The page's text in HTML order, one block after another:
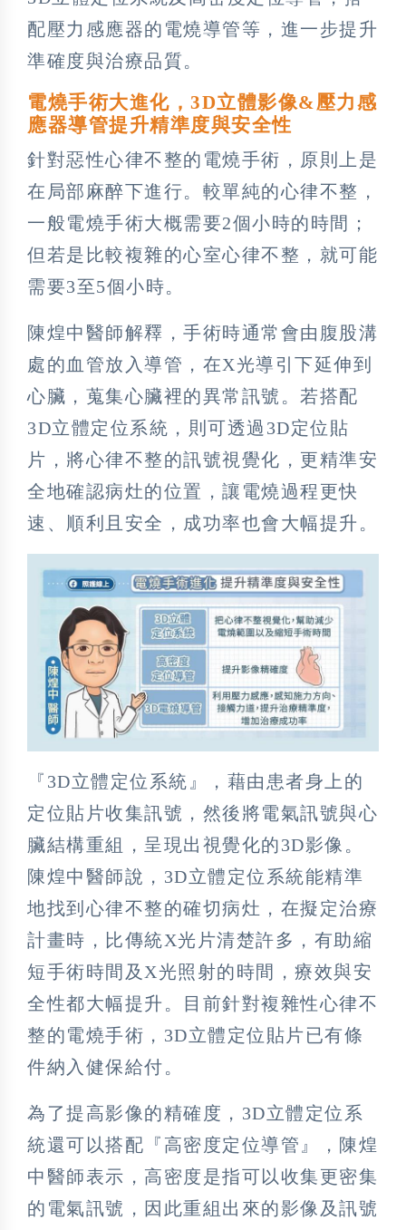
配壓力感應器的電燒導管等，進一步提升
準確度與治療品質。
電燒手術大進化，3D立體影像&壓力感
應器導管提升精準度與安全性
針對惡性心律不整的電燒手術，原則上是
在局部麻醉下進行。較單純的心律不整，
一般電燒手術大概需要2個小時的時間；
但若是比較複雜的心室心律不整，就可能
需要3至5個小時。
陳煌中醫師解釋，手術時通常會由腹股溝
處的血管放入導管，在X光導引下延伸到
心臟，蒐集心臟裡的異常訊號。若搭配
3D立體定位系統，則可透過3D定位貼
片，將心律不整的訊號視覺化，更精準安
全地確認病灶的位置，讓電燒過程更快
速、順利且安全，成功率也會大幅提升。
『3D立體定位系統』，藉由患者身上的
定位貼片收集訊號，然後將電氣訊號與心
臟結構重組，呈現出視覺化的3D影像。
陳煌中醫師說，3D立體定位系統能精準
地找到心律不整的確切病灶，在擬定治療
計畫時，比傳統X光片清楚許多，有助縮
短手術時間及X光照射的時間，療效與安
全性都大幅提升。目前針對複雜性心律不
整的電燒手術，3D立體定位貼片已有條
件納入健保給付。
為了提高影像的精確度，3D立體定位系
統還可以搭配『高密度定位導管』，陳煌
中醫師表示，高密度是指可以收集更密集
的電氣訊號，因此重組出來的影像及訊號